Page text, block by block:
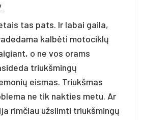
tas pats. Ir labai gaila,
kalbėti motociklų
o ne vos orams
triukšmingų
eismas. Triukšmas
ne tik nakties metu. Ar
rimčiau užsiimti triukšmingų